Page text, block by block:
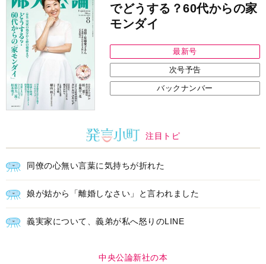
でどうする？60代からの家
モンダイ
最新号
次号予告
バックナンバー
注目トピ
同僚の心無い言葉に気持ちが折れた
娘が姑から「離婚しなさい」と言われました
義実家について、義弟が私へ怒りのLINE
中央公論新社の本